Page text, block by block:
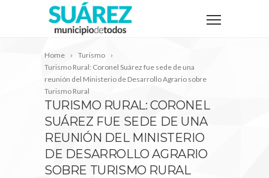
Home
Turismo
Turismo Rural: Coronel Suárez fue sede de una
reunión del Ministerio de Desarrollo Agrario sobre
Turismo Rural
TURISMO RURAL: CORONEL
SUÁREZ FUE SEDE DE UNA
REUNIÓN DEL MINISTERIO
DE DESARROLLO AGRARIO
SOBRE TURISMO RURAL